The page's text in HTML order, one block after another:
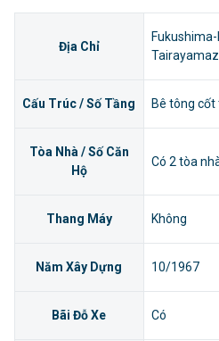
Địa Chỉ
Cấu Trúc / Số Tầng Bê tông
Tòa Nhà / Số Căn
Hộ
Có 2 tòa
Thang Máy Không
Năm Xây Dựng 10/1967
Bãi Đỗ Xe Có